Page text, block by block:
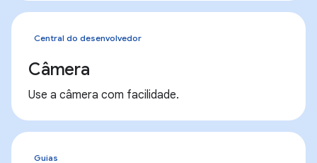
Central do desenvolvedor
Câmera
Use a câmera com facilidade.
Guias